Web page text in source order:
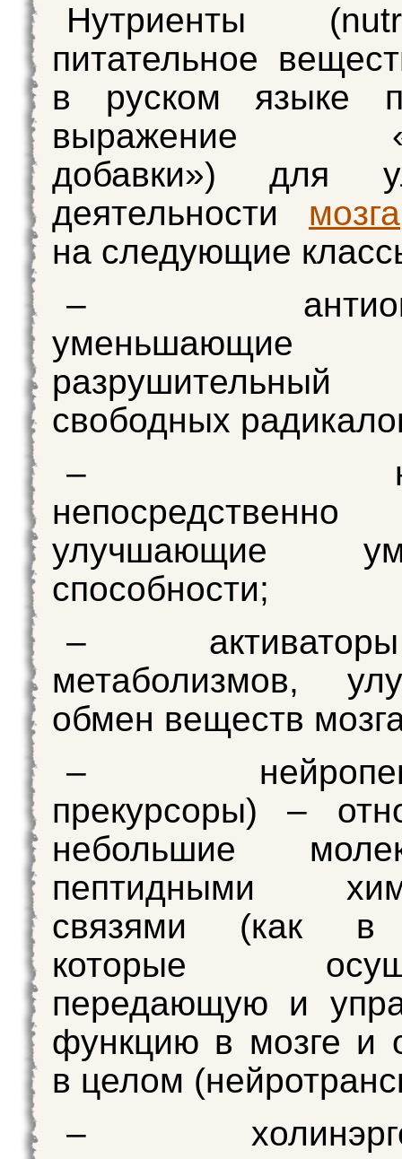
Нутриенты
питательное
в руском языке
выражение
добавки») для
деятельности мозга
на следующие
–
уменьшающие
свободных
–
непосредственно
улучшающие
способности;
– активаторы
метаболизмов,
обмен веществ
–
прекурсоры) –
небольшие
пептидными
связями (как в
которые
передающую и
функцию в мозге и
в целом
–